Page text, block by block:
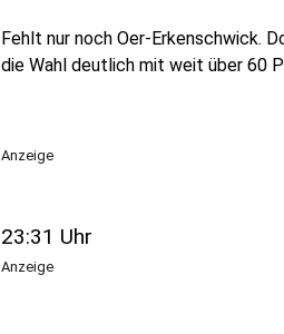
Fehlt nur noch Oer-Erkenschwick.
die Wahl deutlich mit weit über 60
Anzeige
23:31 Uhr
Anzeige